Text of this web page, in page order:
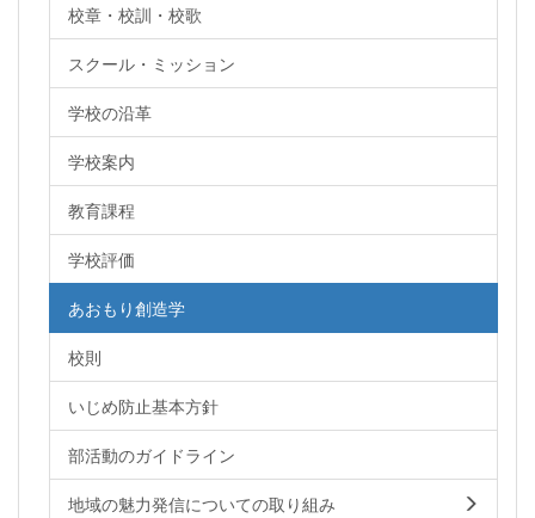
校章・校訓・校歌
スクール・ミッション
学校の沿革
学校案内
教育課程
学校評価
あおもり創造学
校則
いじめ防止基本方針
部活動のガイドライン
地域の魅力発信についての取り組み